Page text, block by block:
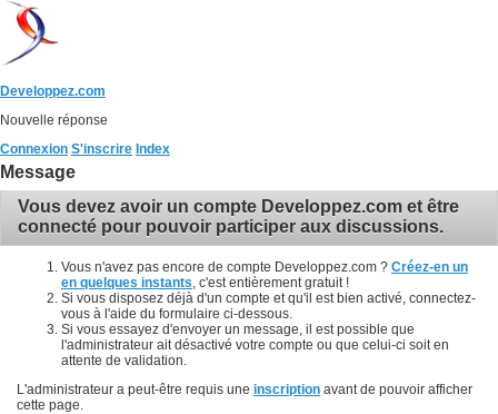
Developpez.com
Nouvelle réponse
Connexion S'inscrire Index
Message
Vous devez avoir un compte Developpez.com et être
connecté pour pouvoir participer aux discussions.
Vous n'avez pas encore de compte Developpez.com ? Créez-en un
en quelques instants , c'est entièrement gratuit !
Si vous disposez déjà d'un compte et qu'il est bien activé, connectez-
vous à l'aide du formulaire ci-dessous.
Si vous essayez d'envoyer un message, il est possible que
l'administrateur ait désactivé votre compte ou que celui-ci soit en
attente de validation.
L'administrateur a peut-être requis une inscription avant de pouvoir afficher
cette page.